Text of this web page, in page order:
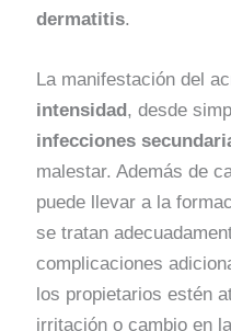
dermatitis.
La manifestación del
intensidad, desde
infecciones
malestar. Además de
puede llevar a la
se tratan
complicaciones
los propietarios estén
irritación o cambio en